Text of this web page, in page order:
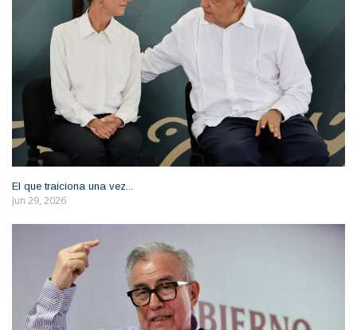
El que traiciona una vez...
Jun 29, 2026